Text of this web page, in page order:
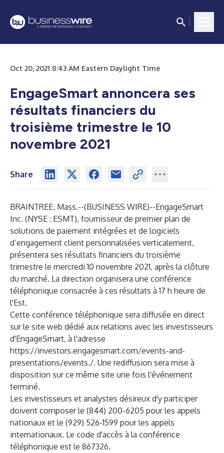
Oct 20, 2021 8:43 AM Eastern Daylight Time
EngageSmart annoncera ses
résultats financiers du
troisième trimestre le 10
novembre 2021
Share
BRAINTREE, Mass.--(BUSINESS WIRE)--EngageSmart
Inc. (NYSE : ESMT), fournisseur de premier plan de
solutions de paiement intégrées et de logiciels
d’engagement client personnalisées verticalement,
présentera ses résultats financiers du troisième
trimestre le mercredi 10 novembre 2021, après la clôture
du marché. La direction organisera une conférence
téléphonique consacrée à ces résultats à 17 h heure de
l'Est.
Cette conférence téléphonique sera diffusée en direct
sur le site web dédié aux relations avec les investisseurs
d'EngageSmart, à l'adresse
https://investors.engagesmart.com/events-and-
presentations/events./. Une rediffusion sera mise à
disposition sur ce même site une fois l'événement
terminé.
Les investisseurs et analystes désireux d'y participer
doivent composer le (844) 200-6205 pour les appels
nationaux et le (929) 526-1599 pour les appels
internationaux. Le code d'accès à la conférence
téléphonique est le 867326.